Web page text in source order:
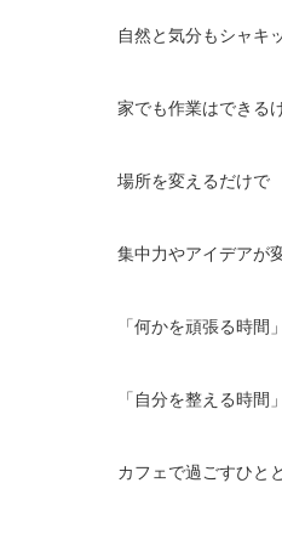
自然と気分もシャキ
家でも作業はできる
場所を変えるだけで
集中力やアイデアが
「何かを頑張る時間
「自分を整える時間
カフェで過ごすひと